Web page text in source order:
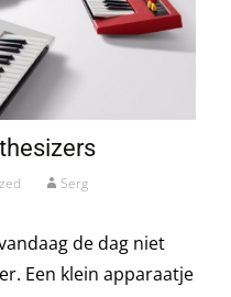
Serg
de dag niet
Een klein apparaatje